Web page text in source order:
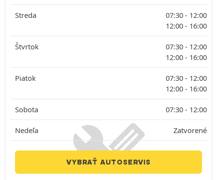
Streda 07:30 - 12:00
12:00 - 16:00
Štvrtok 07:30 - 12:00
12:00 - 16:00
Piatok 07:30 - 12:00
12:00 - 16:00
Sobota 07:30 - 12:00
Nedeľa Zatvorené
VYBRAŤ AUTOSERVIS